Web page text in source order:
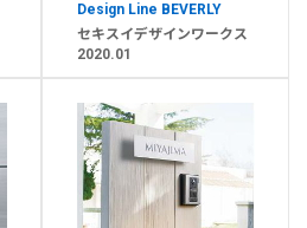
Design Line BEVERLY
セキスイデザインワークス
2020.01